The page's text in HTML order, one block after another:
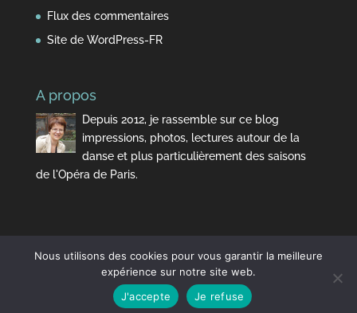
Flux des commentaires
Site de WordPress-FR
A propos
Depuis 2012, je rassemble sur ce blog
impressions, photos, lectures autour de la
danse et plus particulièrement des saisons
de l'Opéra de Paris.
Elegant Themes | Propulsé par
Nous utilisons des cookies pour vous garantir la meilleure
expérience sur notre site web.
J'accepte
Je refuse